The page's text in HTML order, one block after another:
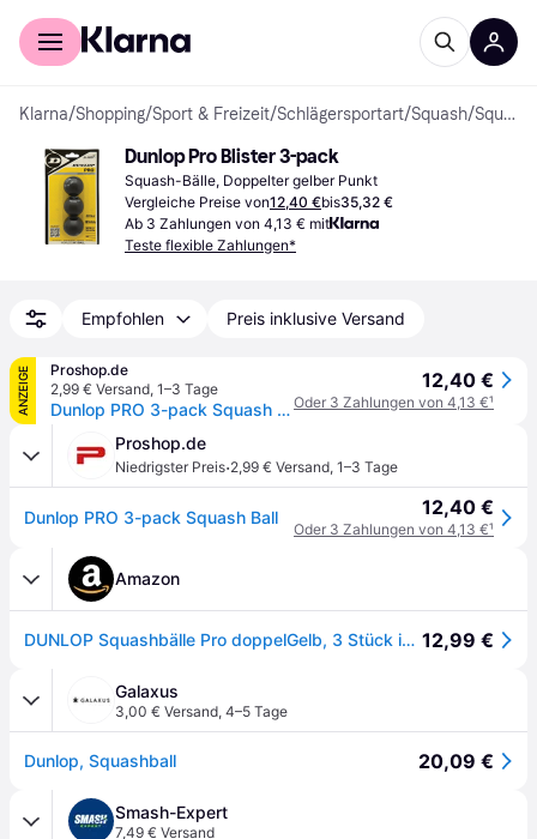
Für Shopper
Klarna/Shopping/Sport & Freizeit/Schlägersportart/Squash/ Squash-Bälle
Dunlop Pro Blister 3-pack
Squash-Bälle, Doppelter gelber Punkt
Vergleiche Preise von12,40 €bis35,32 €
Ab 3 Zahlungen von 4,13 € mit
Teste flexible Zahlungen*
Empfohlen Preis inklusive Versand
ANZEIGE
Proshop.de
2,99 € Versand, 1–3 Tage
Dunlop PRO 3-pack Squash Ball
12,40 €
Oder 3 Zahlungen von 4,13 €¹
Proshop.de
Niedrigster Preis·2,99 € Versand, 1–3 Tage
Dunlop PRO 3-pack Squash Ball 12,40 €
Oder 3 Zahlungen von 4,13 €¹
Amazon
DUNLOP Squashbälle Pro doppelGelb, 3 Stück im Blister, Offizieller Turnier-Squashball, schwarz 2 gelbe Punkte 12,99 €
Galaxus
3,00 € Versand, 4–5 Tage
Dunlop, Squashball 20,09 €
Smash-Expert
7,49 € Versand